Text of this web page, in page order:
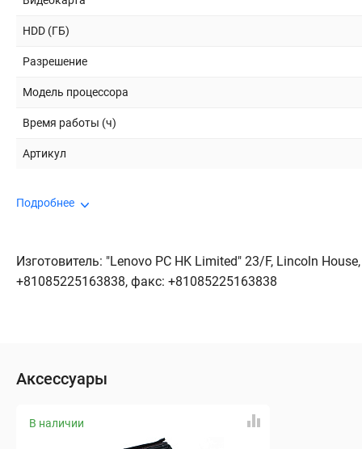
HDD (ГБ)
Разрешение
Модель процессора
Время работы (ч)
Артикул
Подробнее
Изготовитель: "Lenovo PC HK Limited" 23/F, Lincoln
+81085225163838, факс: +81085225163838
Аксессуары
В наличии